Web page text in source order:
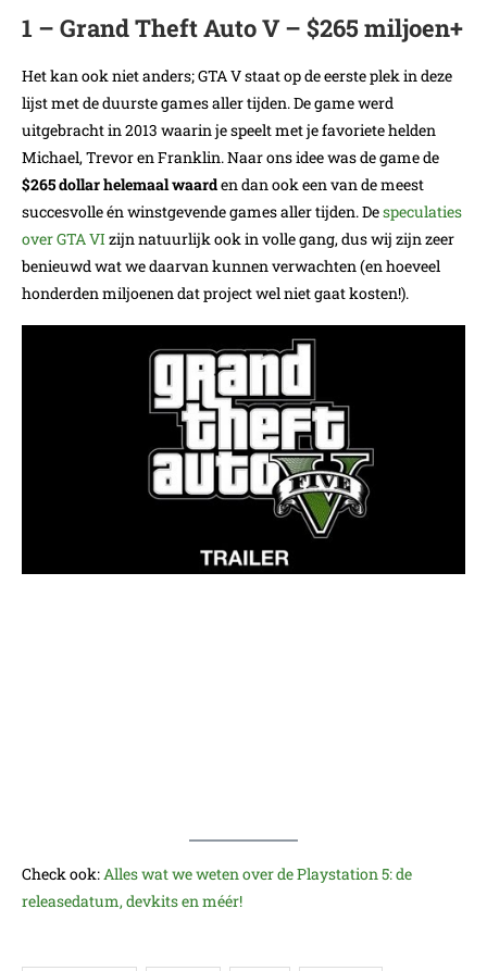
1 – Grand Theft Auto V – $265 miljoen+
Het kan ook niet anders; GTA V staat op de eerste plek in deze
lijst met de duurste games aller tijden. De game werd
uitgebracht in 2013 waarin je speelt met je favoriete helden
Michael, Trevor en Franklin. Naar ons idee was de game de
$265 dollar helemaal waarden dan ook een van de meest
succesvolle én winstgevende games aller tijden. Despeculaties
over GTA VI zijn natuurlijk ook in volle gang, dus wij zijn zeer
benieuwd wat we daarvan kunnen verwachten (en hoeveel
honderden miljoenen dat project wel niet gaat kosten!).
Check ook: Alles wat we weten over de Playstation 5: de
releasedatum, devkits en méér!